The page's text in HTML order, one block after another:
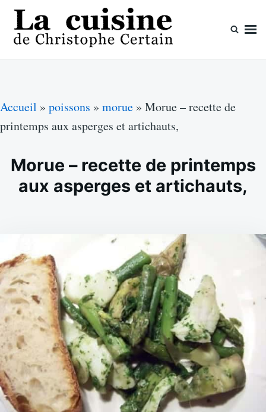
Skip
content
Search
for:
Accueil » poissons » morue » Morue – recette de
printemps aux asperges et artichauts,
Morue – recette de printemps
aux asperges et artichauts,